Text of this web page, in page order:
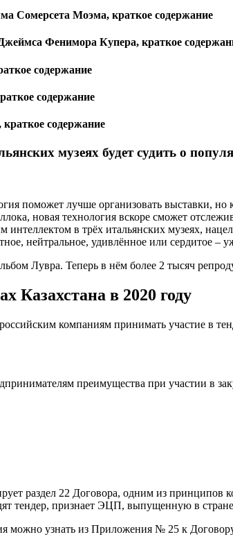
Сомерсета Моэма, краткое содержание
Фенимора Купера, краткое
содержание
содержание
содержание
музеях будет судить о
поможет лучше организовать выставки,
новая технология вскоре сможет
в трёх итальянских музеях,
нейтральное, удивлённое или сердитое
Лувра. Теперь в нём более 2 тысяч
Казахстана в 2020 году
компаниям принимать участие в
преимущества при участии в
раздел 22 Договора, одним из принципов
тендер, признает ЭЦП, выпущенную в
можно узнать из Приложения № 25 к